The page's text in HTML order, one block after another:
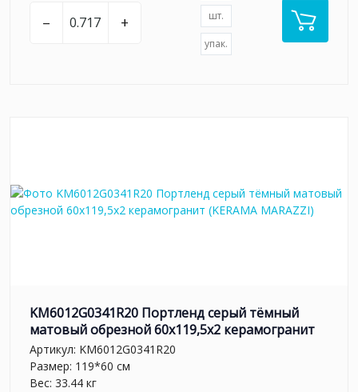
– + шт.
упак.
KM6012G0341R20 Портленд серый тёмный
матовый обрезной 60x119,5x2 керамогранит
Артикул: KM6012G0341R20
Размер: 119*60 см
Вес: 33.44 кг